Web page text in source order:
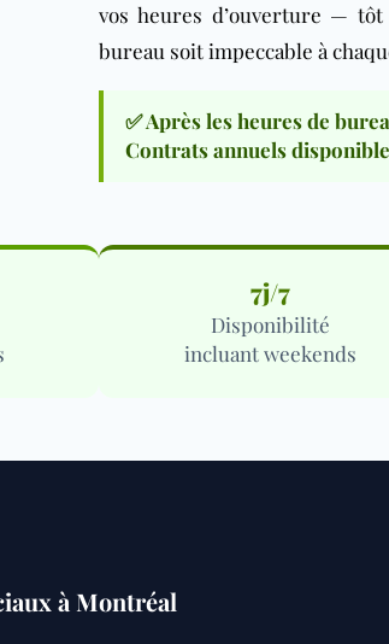
vos heures d’ouverture —
bureau soit impeccable à
✅ Après les heures de
Contrats annuels
7j/7
Disponibilité
incluant weekends
à Montréal